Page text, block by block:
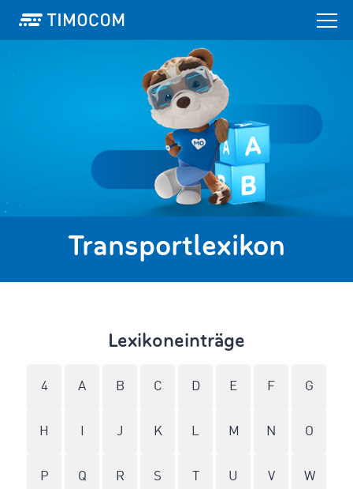
Transportlexikon
Lexikoneinträge
4 A B C D E F G
H J K L M N O
P Q R S U V W